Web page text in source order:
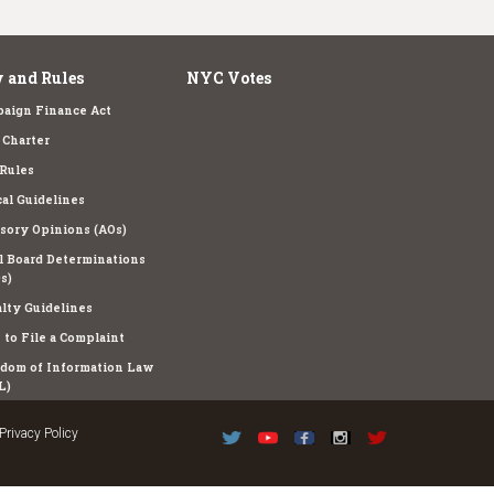
and Rules
Finance Act
Charter
Guidelines
Opinions (AOs)
Board Determinations
Guidelines
to File a Complaint
of Information Law
NYC Votes
Privacy Policy